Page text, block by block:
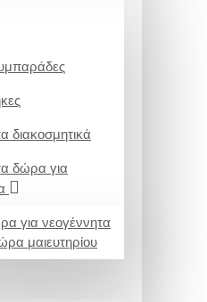
διακοσμητικά
δώρα για
για νεογέννητα
μαιευτηρίου